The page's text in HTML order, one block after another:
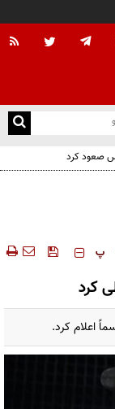
صعود کرد
پ
کرد
اعلام کرد.